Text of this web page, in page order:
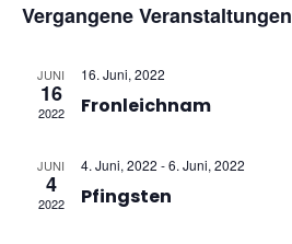
Veranstaltungen
Vergangene Veranstaltungen
JUNI
16
2022
16. Juni, 2022
Fronleichnam
JUNI
4
2022
4. Juni, 2022 -6. Juni, 2022
Pfingsten